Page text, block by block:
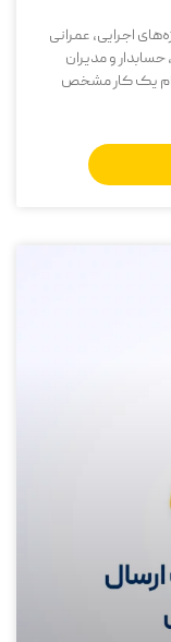
اجرایی، عمرانی
و مدیران
یک کار مشخص